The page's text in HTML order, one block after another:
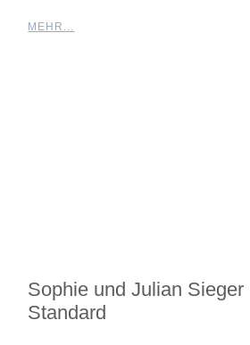
MEHR...
Sophie und Julian Sieger
Standard